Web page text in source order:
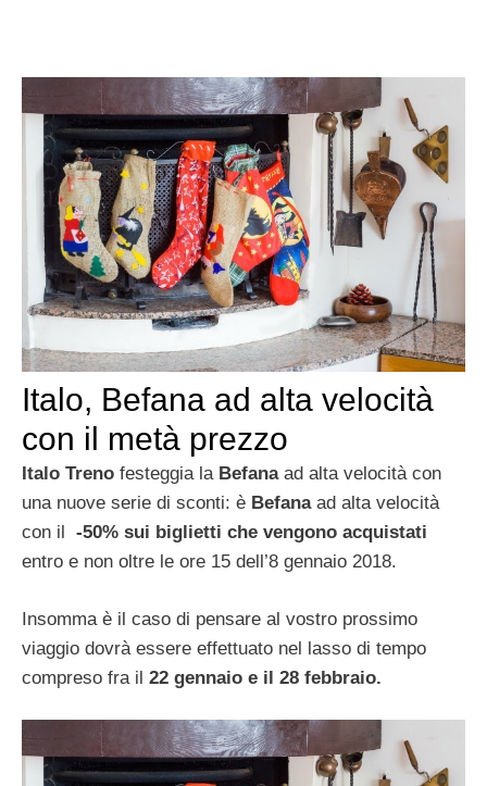
Italo, Befana ad alta velocità
con il metà prezzo
Italo Treno festeggia la Befanaad alta velocità con
una nuove serie di sconti: è Befanaad alta velocità
con il -50% sui biglietti che vengono acquistati
entro e non oltre le ore 15 dell’8 gennaio 2018.
Insomma è il caso di pensare al vostro prossimo
viaggio dovrà essere effettuato nel lasso di tempo
compreso fra il 22 gennaio e il 28 febbraio.